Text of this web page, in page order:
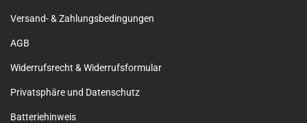
Versand- & Zahlungsbedingungen
AGB
Widerrufsrecht & Widerrufsformular
Privatsphäre und Datenschutz
Batteriehinweis